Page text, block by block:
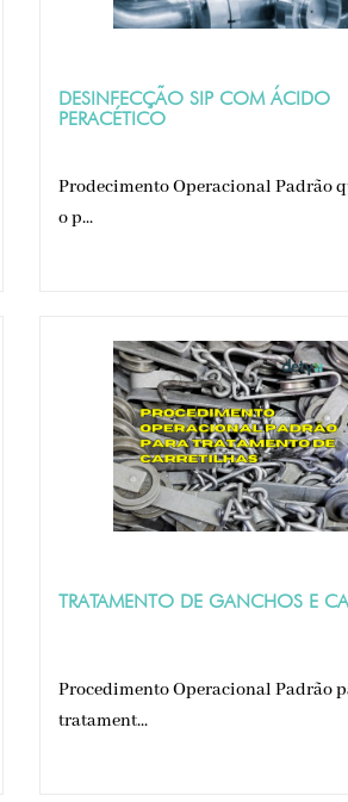
DESINFECÇÃO SIP COM ÁCIDO
PERACÉTICO
Prodecimento Operacional Padrão
o p...
TRATAMENTO DE GANCHOS E
Procedimento Operacional Padrão
tratament...